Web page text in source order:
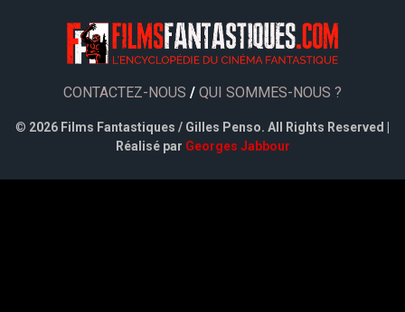
CONTACTEZ-NOUS / QUI SOMMES-NOUS ?
© 2026 Films Fantastiques / Gilles Penso. All Rights Reserved |
Réalisé par Georges Jabbour